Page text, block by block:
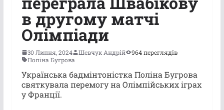
в другому матчі
Олімпіади
30 Липня, 2024 Шевчук Андрій
964 переглядів
Поліна Бугрова
Українська бадмінтоністка Поліна Бугрова
святкувала перемогу на Олімпійських іграх
у Франції.